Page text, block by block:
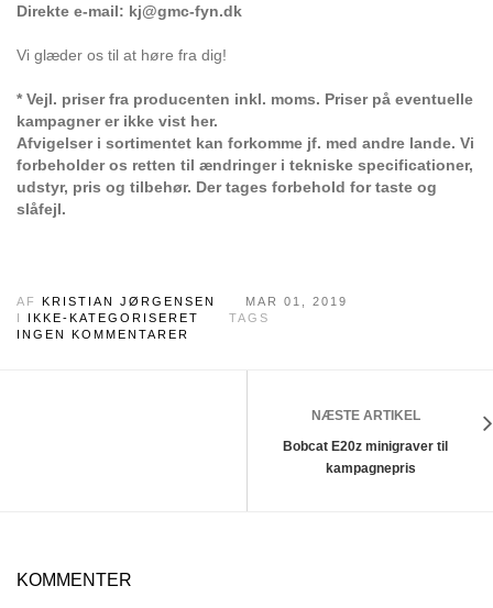
Direkte e-mail: kj@gmc-fyn.dk
Vi glæder os til at høre fra dig!
* Vejl. priser fra producenten inkl. moms. Priser på eventuelle
kampagner er ikke vist her.
Afvigelser i sortimentet kan forkomme jf. med andre lande. Vi
forbeholder os retten til ændringer i tekniske specificationer,
udstyr, pris og tilbehør. Der tages forbehold for taste og
slåfejl.
AF KRISTIAN JØRGENSEN
MAR 01, 2019
I IKKE-KATEGORISERET
TAGS
INGEN KOMMENTARER
NÆSTE ARTIKEL
Bobcat E20z minigraver til
kampagnepris
KOMMENTER